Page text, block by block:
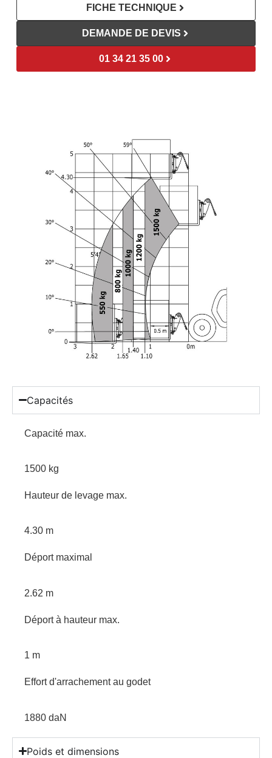
FICHE TECHNIQUE
DEMANDE DE DEVIS
01 34 21 35 00
Capacités
Capacité max.
1500 kg
Hauteur de levage max.
4.30 m
Déport maximal
2.62 m
Déport à hauteur max.
1 m
Effort d'arrachement au godet
1880 daN
Poids et dimensions